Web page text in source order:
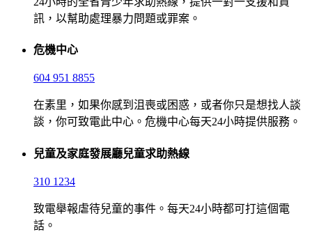
訊，以幫助處理暴力問題或罪案。
危機中心
604 951 8855
在素里，如果你感到沮喪或困惑，或者你只是想找人談
談，你可致電此中心。危機中心每天24小時提供服務。
兒童及家庭發展廳兒童求助熱線
310 1234
致電舉報虐待兒童的事件。每天24小時都可打這個電
話。